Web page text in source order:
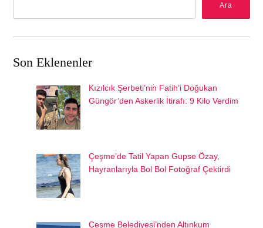
Ara
Son Eklenenler
Kızılcık Şerbeti’nin Fatih’i Doğukan
Güngör’den Askerlik İtirafı: 9 Kilo Verdim
Çeşme’de Tatil Yapan Gupse Özay,
Hayranlarıyla Bol Bol Fotoğraf Çektirdi
Çeşme Belediyesi’nden Altınkum